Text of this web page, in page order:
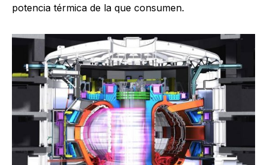
potencia térmica de la que consumen.